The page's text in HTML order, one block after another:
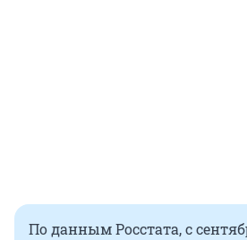
По данным Росстата, с